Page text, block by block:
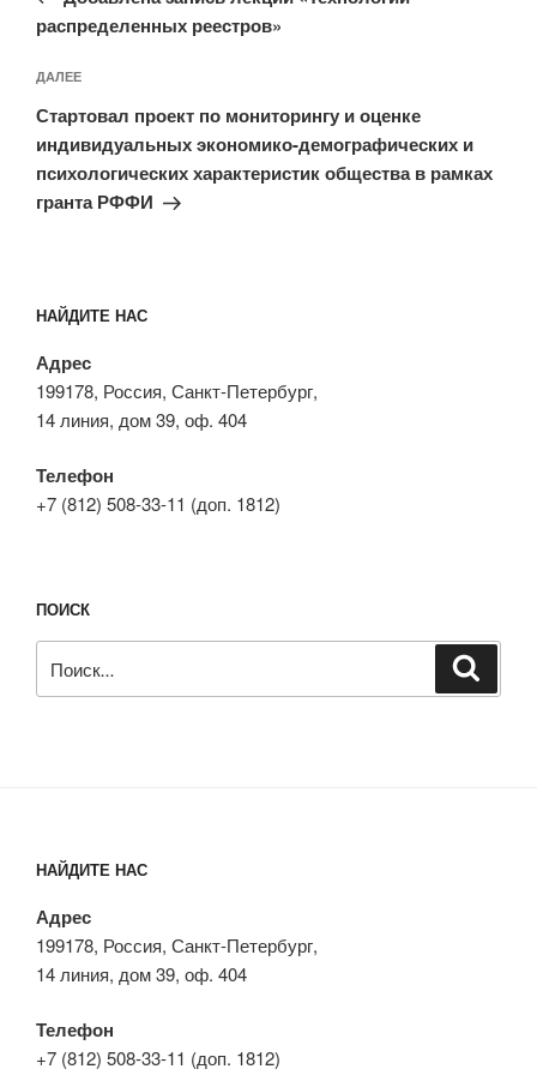
распределенных реестров»
Следующая
запись
ДАЛЕЕ
Стартовал проект по мониторингу и оценке
индивидуальных экономико-демографических и
психологических характеристик общества в рамках
гранта РФФИ
НАЙДИТЕ НАС
Адрес
199178, Россия, Санкт-Петербург,
14 линия, дом 39, оф. 404
Телефон
+7 (812) 508-33-11 (доп. 1812)
ПОИСК
НАЙДИТЕ НАС
Адрес
199178, Россия, Санкт-Петербург,
14 линия, дом 39, оф. 404
Телефон
+7 (812) 508-33-11 (доп. 1812)